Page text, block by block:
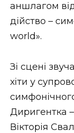
Втрачений
НОВИНИ
аншлагом
дійство –
world».
Зі сцені
хіти у
Диригентка
Вікторія